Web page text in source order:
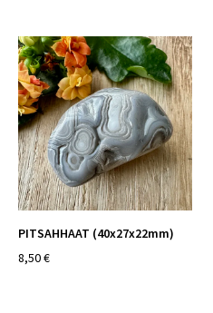
PITSAHHAAT (40x27x22mm)
8,50 €